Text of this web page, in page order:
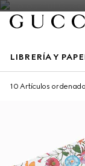
LIBRERÍA Y
10 Artículos